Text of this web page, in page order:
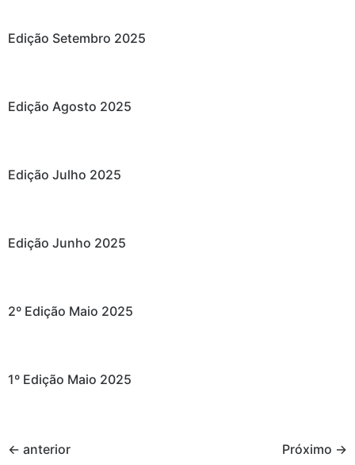
Edição Setembro 2025
Edição Agosto 2025
Edição Julho 2025
Edição Junho 2025
2º Edição Maio 2025
1º Edição Maio 2025
← anterior Próximo →